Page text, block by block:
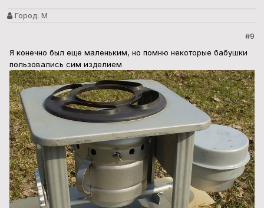
Город: М
#9
Я конечно был еще маленьким, но помню некоторые бабушки
пользовались сим изделием